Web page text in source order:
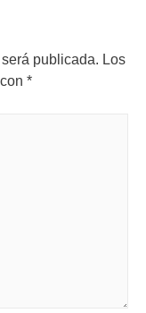
publicada. Los
*